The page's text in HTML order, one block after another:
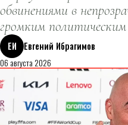
обвинениями в
громким
ЕИ
Евгений Ибрагимов
06 августа 2026